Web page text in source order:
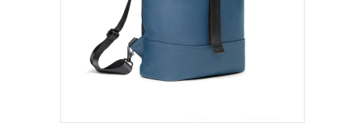
Questo
ha
opzioni